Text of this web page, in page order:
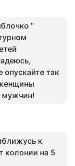
"
опускайте так
мужчин!
к
колонии на 5